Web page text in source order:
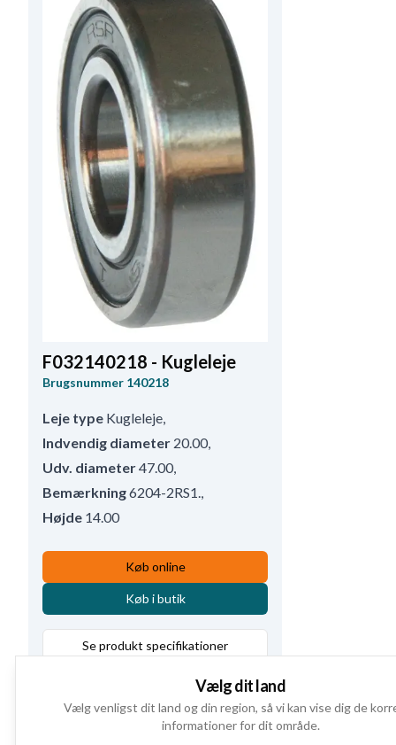
F032140218 - Kugleleje
Brugsnummer 140218
Leje type Kugleleje,
Indvendig diameter 20.00,
Udv. diameter47.00,
Bemærkning6204-2RS1.,
Højde 14.00
Køb online
Køb i butik
Se produkt specifikationer
Vælg dit land
Vælg venligst dit land og din region, så vi kan vise dig de
informationer for dit område.